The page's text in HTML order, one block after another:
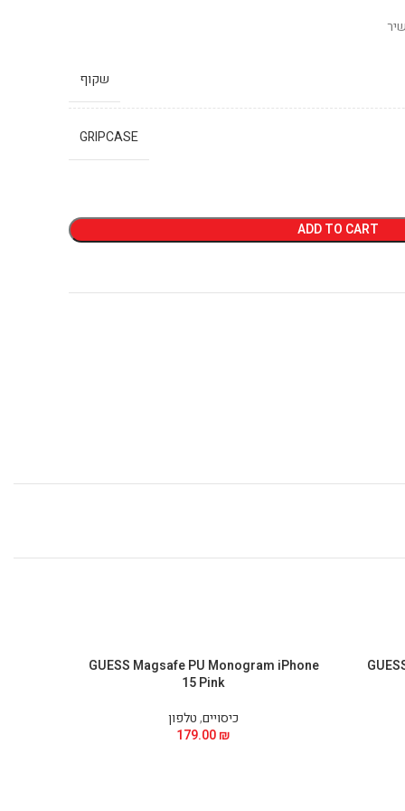
שקוף
GRIPCASE
ADD TO CART
GUESS Magsafe PU Monogram iPhone
15 Pink
כיסויים,טלפון
179.00₪